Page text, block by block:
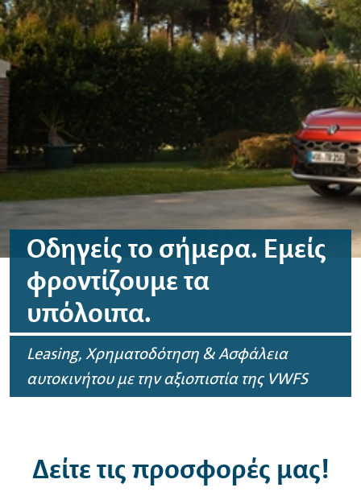
Μεταφορά στο περιεχόμενο
Μεταφορά στο υποσέλιδο
Οδηγείς το σήμερα. Εμείς
φροντίζουμε τα
υπόλοιπα.
Leasing, Χρηματοδότηση & Ασφάλεια
αυτοκινήτου με την αξιοπιστία της VWFS
Δείτε τις προσφορές μας!